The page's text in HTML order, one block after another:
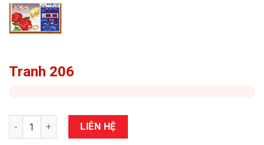
Tranh 206
Số lượng LIÊN HỆ